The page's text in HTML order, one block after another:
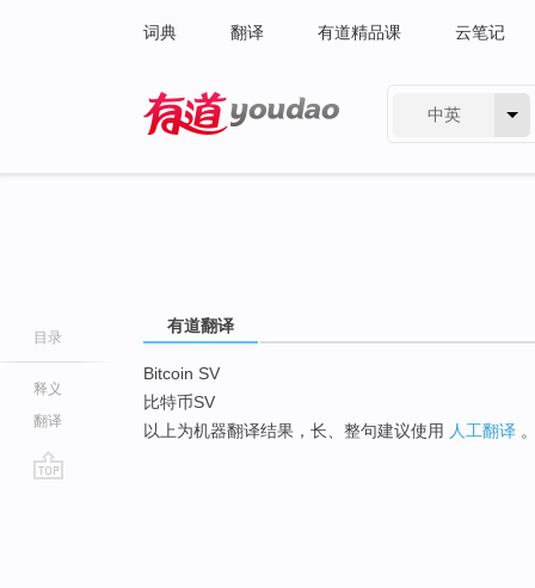
词典 翻译 有道精品课 云笔记
中英
目录
释义
翻译
有道翻译
Bitcoin SV
比特币SV
以上为机器翻译结果，长、整句建议使用 人工翻译